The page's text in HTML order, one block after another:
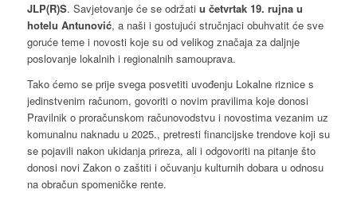
JLP(R)S. Savjetovanje će se održati u četvrtak 19. rujna u
hotelu Antunović, a naši i gostujući stručnjaci obuhvatit će sve
goruće teme i novosti koje su od velikog značaja za daljnje
poslovanje lokalnih i regionalnih samouprava.
Tako ćemo se prije svega posvetiti uvođenju Lokalne riznice s
jedinstvenim računom, govoriti o novim pravilima koje donosi
Pravilnik o proračunskom računovodstvu i novostima vezanim uz
komunalnu naknadu u 2025., pretresti financijske trendove koji su
se pojavili nakon ukidanja prireza, ali i odgovoriti na pitanje što
donosi novi Zakon o zaštiti i očuvanju kulturnih dobara u odnosu
na obračun spomeničke rente.